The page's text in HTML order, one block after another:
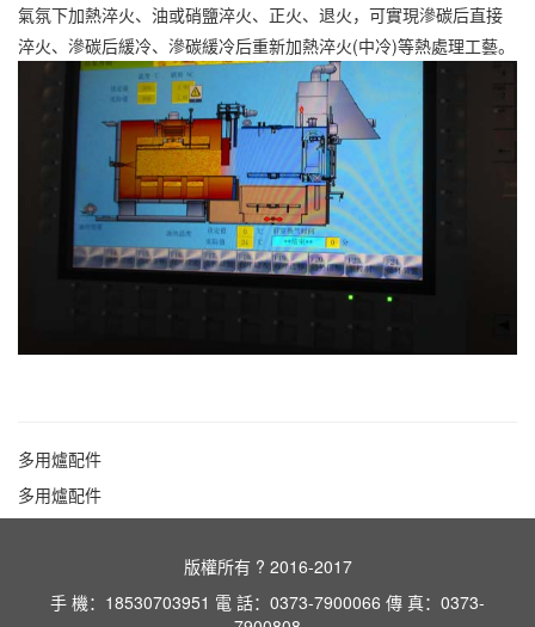
氣氛下加熱淬火、油或硝鹽淬火、正火、退火，可實現滲碳后直接
淬火、滲碳后緩冷、滲碳緩冷后重新加熱淬火(中冷)等熱處理工藝。
多用爐配件
多用爐配件
版權所有 ? 2016-2017
手 機：18530703951 電 話：0373-7900066 傳 真：0373-